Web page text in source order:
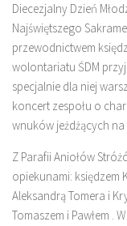
Diecezjalny Dzień
Najświętszego
przewodnictwem
wolontariatu ŚDM
specjalnie dla niej
koncert zespołu o
wnuków jeżdżących na
Z Parafii Aniołów
opiekunami: księdzem
Aleksandrą Tomera i
Tomaszem i Pawłem .